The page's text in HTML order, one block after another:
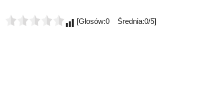
[Głosów:0 Średnia:0/5]